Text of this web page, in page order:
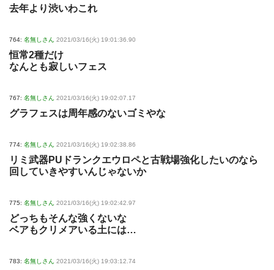
去年より渋いわこれ
764: 名無しさん 2021/03/16(火) 19:01:36.90
恒常2種だけ
なんとも寂しいフェス
767: 名無しさん 2021/03/16(火) 19:02:07.17
グラフェスは周年感のないゴミやな
774: 名無しさん 2021/03/16(火) 19:02:38.86
リミ武器PUドランクエウロペと古戦場強化したいのなら
回していきやすいんじゃないか
775: 名無しさん 2021/03/16(火) 19:02:42.97
どっちもそんな強くないな
ベアもクリメアいる土には…
783: 名無しさん 2021/03/16(火) 19:03:12.74